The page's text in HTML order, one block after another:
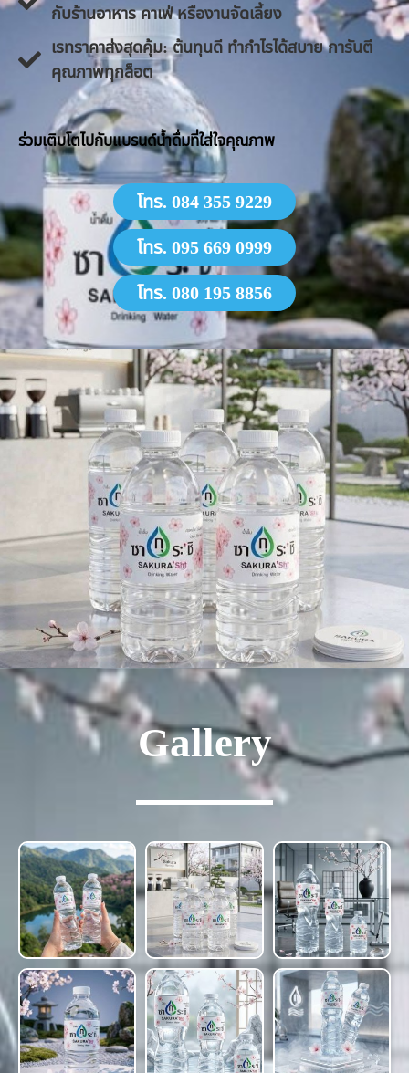
กับร้านอาหาร คาเฟ่ หรืองานจัดเลี้ยง
​เรทราคาส่งสุดคุ้ม: ต้นทุนดี ทำกำไรได้สบาย การันตี
คุณภาพทุกล็อต
​ร่วมเติบโตไปกับแบรนด์น้ำดื่มที่ใส่ใจคุณภาพ
โทร. 084 355 9229
โทร. 095 669 0999
โทร. 080 195 8856
Gallery